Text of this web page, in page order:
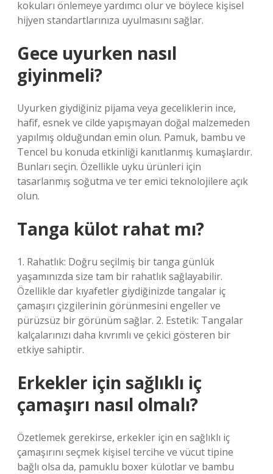
kokuları önlemeye yardımcı olur ve böylece kişisel
hijyen standartlarınıza uyulmasını sağlar.
Gece uyurken nasıl
giyinmeli?
Uyurken giydiğiniz pijama veya geceliklerin ince,
hafif, esnek ve cilde yapışmayan doğal malzemeden
yapılmış olduğundan emin olun. Pamuk, bambu ve
Tencel bu konuda etkinliği kanıtlanmış kumaşlardır.
Bunları seçin. Özellikle uyku ürünleri için
tasarlanmış soğutma ve ter emici teknolojilere açık
olun.
Tanga külot rahat mı?
1. Rahatlık: Doğru seçilmiş bir tanga günlük
yaşamınızda size tam bir rahatlık sağlayabilir.
Özellikle dar kıyafetler giydiğinizde tangalar iç
çamaşırı çizgilerinin görünmesini engeller ve
pürüzsüz bir görünüm sağlar. 2. Estetik: Tangalar
kalçalarınızı daha kıvrımlı ve çekici gösteren bir
etkiye sahiptir.
Erkekler için sağlıklı iç
çamaşırı nasıl olmalı?
Özetlemek gerekirse, erkekler için en sağlıklı iç
çamaşırını seçmek kişisel tercihe ve vücut tipine
bağlı olsa da, pamuklu boxer külotlar ve bambu